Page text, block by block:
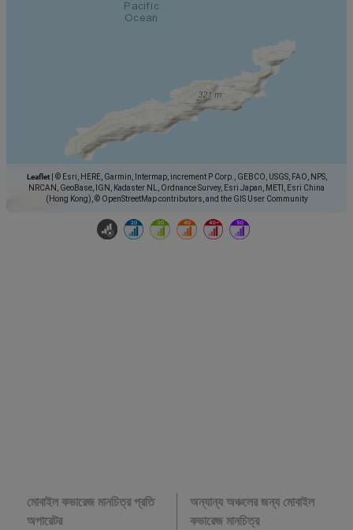
Leaflet
© Esri, HERE, Garmin, Intermap, increment P Corp., GEBCO, USGS, FAO, NPS,
NRCAN, GeoBase, IGN, Kadaster NL, Ordnance Survey, Esri Japan, METI, Esri China
(Hong Kong), © OpenStreetMap contributors, and the GIS User Community
মোবাইল কভারেজ মানচিত্র প্রতি
অপারেটর
অন্যান্য অঞ্চলের জন্য মোবাইল
কভারেজ মানচিত্র